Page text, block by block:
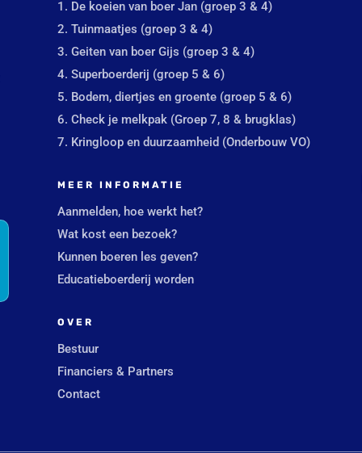
1. De koeien van boer Jan (groep 3 & 4)
2. Tuinmaatjes (groep 3 & 4)
3. Geiten van boer Gijs (groep 3 & 4)
4. Superboerderij (groep 5 & 6)
5. Bodem, diertjes en groente (groep 5 & 6)
6. Check je melkpak (Groep 7, 8 & brugklas)
7. Kringloop en duurzaamheid (Onderbouw VO)
MEER INFORMATIE
Aanmelden, hoe werkt het?
Wat kost een bezoek?
Kunnen boeren les geven?
Educatieboerderij worden
OVER
Bestuur
Financiers & Partners
Contact